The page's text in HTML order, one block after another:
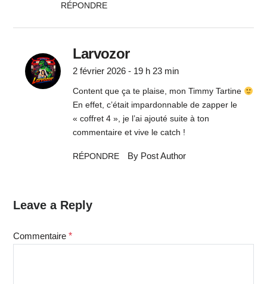
RÉPONDRE
Larvozor
2 février 2026 - 19 h 23 min
Content que ça te plaise, mon Timmy Tartine
En effet, c’était impardonnable de zapper le
« coffret 4 », je l’ai ajouté suite à ton
commentaire et vive le catch !
RÉPONDRE By Post Author
Leave a Reply
Commentaire *